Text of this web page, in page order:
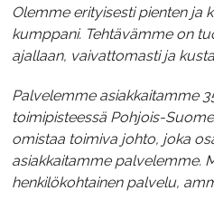
Olemme erityisesti pienten ja
kumppani. Tehtävämme on
ajallaan, vaivattomasti ja
Palvelemme asiakkaitamme
toimipisteessä Pohjois-
omistaa toimiva johto, joka
asiakkaitamme palvelemme.
henkilökohtainen palvelu,